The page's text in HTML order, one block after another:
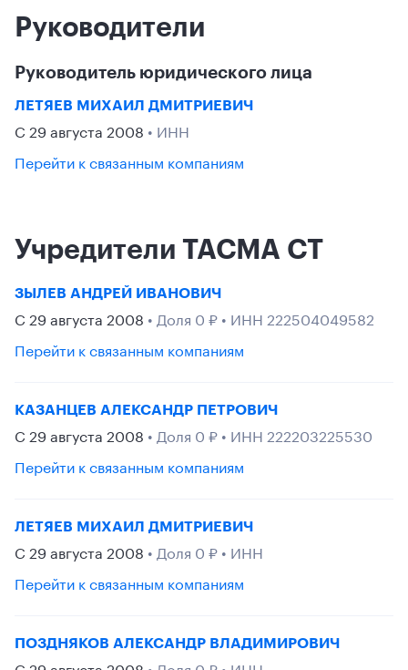
Руководители
Руководитель юридического лица
ЛЕТЯЕВ МИХАИЛ ДМИТРИЕВИЧ
С 29 августа 2008 • ИНН
Перейти к связанным компаниям
Учредители ТАСМА СТ
ЗЫЛЕВ АНДРЕЙ ИВАНОВИЧ
С 29 августа 2008 • Доля 0 ₽ • ИНН 222504049582
Перейти к связанным компаниям
КАЗАНЦЕВ АЛЕКСАНДР ПЕТРОВИЧ
С 29 августа 2008 • Доля 0 ₽ • ИНН 222203225530
Перейти к связанным компаниям
ЛЕТЯЕВ МИХАИЛ ДМИТРИЕВИЧ
С 29 августа 2008 • Доля 0 ₽ • ИНН
Перейти к связанным компаниям
ПОЗДНЯКОВ АЛЕКСАНДР ВЛАДИМИРОВИЧ